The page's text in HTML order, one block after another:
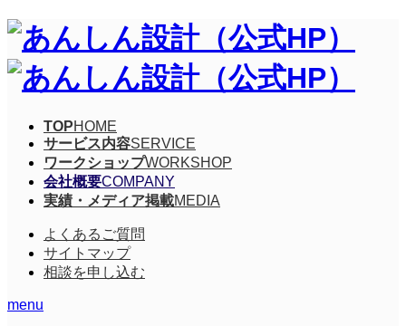
TOPHOME
サービス内容SERVICE
ワークショップWORKSHOP
会社概要COMPANY
実績・メディア掲載MEDIA
よくあるご質問
サイトマップ
相談を申し込む
menu